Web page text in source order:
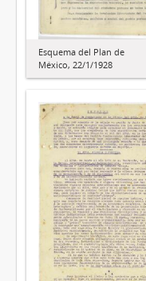
Esquema del Plan de
México, 22/1/1928